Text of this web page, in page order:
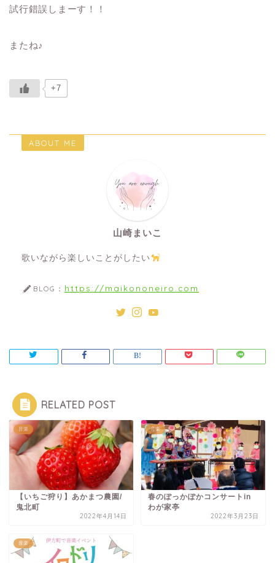
試行錯誤しまーす！！
またね♪
+7
ABOUT ME
山崎まいこ
歌いながら楽しいことがしたい
BLOG： https://maikononeiro.com
RELATED POST
音楽
【いちご狩り】あかまつ農園/
鬼北町
2022年4月14日
音楽
春のぽっかぽかコンサートin
わが家亭
2022年3月23日
音楽